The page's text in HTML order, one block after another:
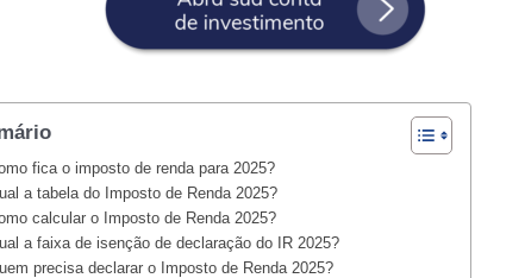
fica o imposto de renda para 2025?
a tabela do Imposto de Renda 2025?
calcular o Imposto de Renda 2025?
a faixa de isenção de declaração do IR 2025?
precisa declarar o Imposto de Renda 2025?